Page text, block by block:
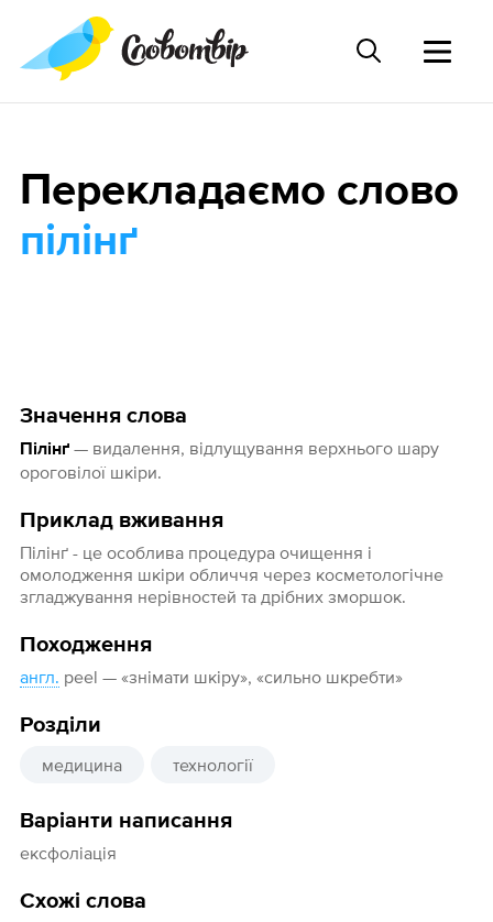
Значення слова
Пілінґ— видалення, відлущування верхнього шару
ороговілої шкіри.
Приклад вживання
Пілінґ - це особлива процедура очищення і
омолодження шкіри обличчя через косметологічне
згладжування нерівностей та дрібних зморшок.
Походження
англ. peel — «знімати шкіру», «сильно шкребти»
Розділи
медицина технології
Варіанти написання
ексфоліація
Схожі слова
Перекладаємо слово
пілінґ